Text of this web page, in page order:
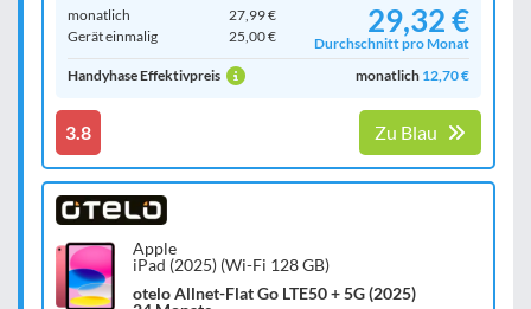
monatlich
27,99 €
Gerät einmalig
25,00 € 29,32 €
Durchschnitt pro Monat
Handyhase Effektivpreis
monatlich 12,70 €
3.8 Zu Blau
Apple
iPad (2025) (Wi-Fi 128 GB)
otelo Allnet-Flat Go LTE50 + 5G (2025)